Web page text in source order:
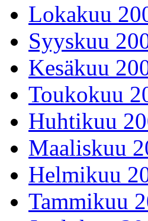
Lokakuu
Syyskuu
Kesäkuu
Toukokuu
Huhtikuu
Maaliskuu
Helmikuu
Tammikuu